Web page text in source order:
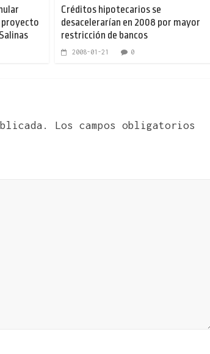
proyecto
Créditos hipotecarios se
desacelerarían en 2008 por mayor
restricción de bancos
2008-01-21 0
Los campos obligatorios